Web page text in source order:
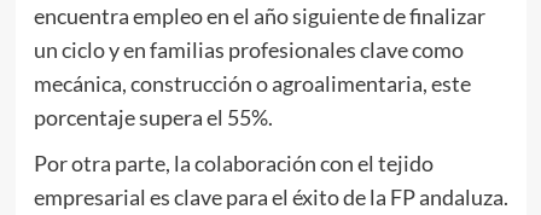
encuentra empleo en el año siguiente de finalizar
un ciclo y en familias profesionales clave como
mecánica, construcción o agroalimentaria, este
porcentaje supera el 55%.
Por otra parte, la colaboración con el tejido
empresarial es clave para el éxito de la FP andaluza.